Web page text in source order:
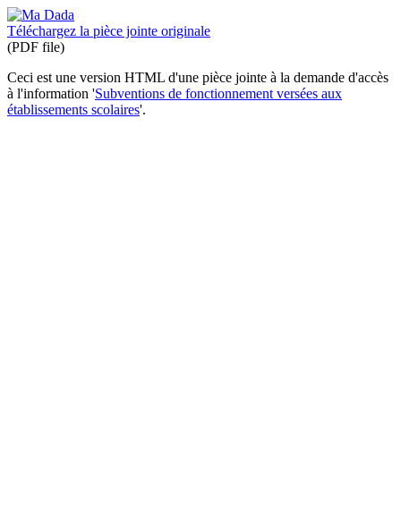
Téléchargez la pièce jointe originale
(PDF file)
Ceci est une version HTML d'une pièce jointe à la demande d'accès
à l'information 'Subventions de fonctionnement versées aux
établissements scolaires'.